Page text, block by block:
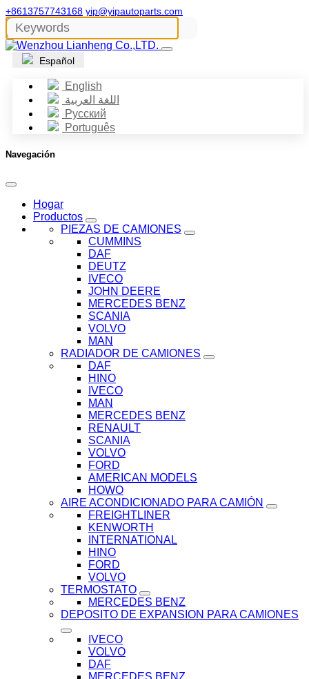
+8613757743168 yip@yipautoparts.com
Español
English
اللغة العربية
Русский
Português
Navegación
Hogar
Productos
PIEZAS DE CAMIONES
CUMMINS
DAF
DEUTZ
IVECO
JOHN DEERE
MERCEDES BENZ
SCANIA
VOLVO
MAN
RADIADOR DE CAMIONES
DAF
HINO
IVECO
MAN
MERCEDES BENZ
RENAULT
SCANIA
VOLVO
FORD
AMERICAN MODELS
HOWO
AIRE ACONDICIONADO PARA CAMIÓN
FREIGHTLINER
KENWORTH
INTERNATIONAL
HINO
FORD
VOLVO
TERMOSTATO
MERCEDES BENZ
DEPOSITO DE EXPANSION PARA CAMIONES
IVECO
VOLVO
DAF